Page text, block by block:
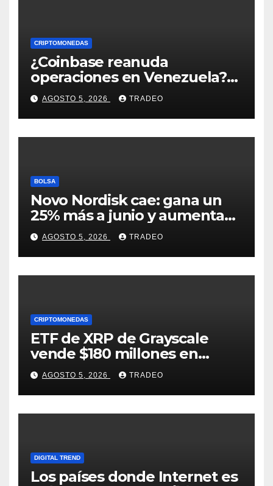
CRIPTOMONEDAS
¿Coinbase reanuda
operaciones en Venezuela?
Post críptico enciende el
debate
AGOSTO 5, 2026 TRADEO
BOLSA
Novo Nordisk cae: gana un
25% más a junio y aumenta
previsiones, pero no
convence
AGOSTO 5, 2026 TRADEO
CRIPTOMONEDAS
ETF de XRP de Grayscale
vende $180 millones en
tokens tras grandes pérdidas
AGOSTO 5, 2026 TRADEO
DIGITAL TREND
Los países donde Internet es